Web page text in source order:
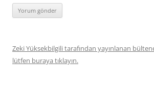
Zeki Yüksekbilgili tarafından yayınlanan
lütfen buraya tıklayın.